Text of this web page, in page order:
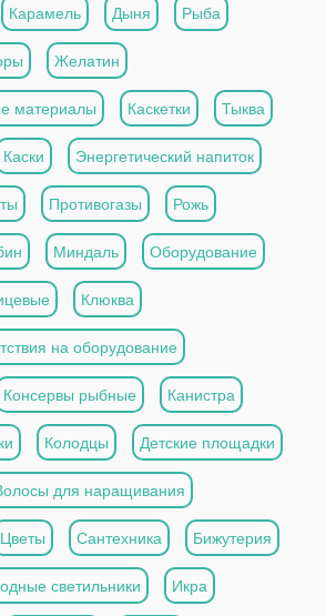
Карамель Дыня Рыба
Желатин
материалы Каскетки Тыква
Каски Энергетический напиток
Противогазы Рожь
Миндаль Оборудование
Клюква
на оборудование
Консервы рыбные Канистра
Колодцы Детские площадки
для наращивания
Цветы Сантехника Бижутерия
светильники Икра